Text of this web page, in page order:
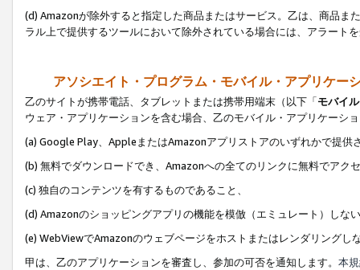
(d) Amazonが除外すると指定した商品またはサービス。乙は、商品ま
ラル上で提供するツールにおいて除外されている場合には、アラート
アソシエイト・プログラム・モバイル・アプリケー
乙のサイトが携帯電話、タブレットまたは携帯用端末（以下「モバイ
ウェア・アプリケーションを含む場合、乙のモバイル・アプリケーシ
(a) Google Play、AppleまたはAmazonアプリストアのいずれかで提供
(b) 無料でダウンロードでき、Amazonへの全てのリンクに無料でアク
(c) 独自のコンテンツを有するものであること、
(d) Amazonのショッピングアプリの機能を模倣（エミュレート）しな
(e) WebViewでAmazonのウェブページをホストまたはレンダリングし
甲は、乙のアプリケーションを審査し、参加の可否を通知します。 本